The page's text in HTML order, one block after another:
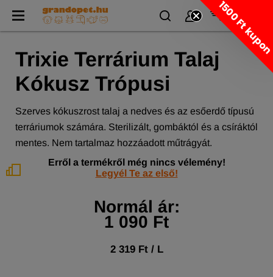
Trixie Terrárium Talaj
Kókusz Trópusi
Szerves kókuszrost talaj a nedves és az esőerdő típusú
terráriumok számára. Sterilizált, gombáktól és a csíráktól
mentes. Nem tartalmaz hozzáadott műtrágyát.
Erről a termékről még nincs vélemény!
Legyél Te az első!
Normál ár:
1 090 Ft
2 319 Ft / L
1500 Ft